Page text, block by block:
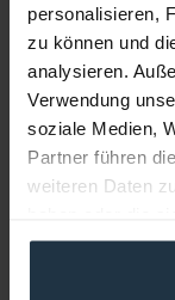
personalisieren,
zu können und
analysieren.
Verwendung
soziale Medien,
Partner führen
weiteren Daten
gesammelt
Folgende Infos
More articles